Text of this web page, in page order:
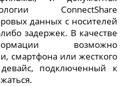
ConnectShare
данных с носителей
задержек. В качестве
возможно
смартфона или жесткого
подключенный к